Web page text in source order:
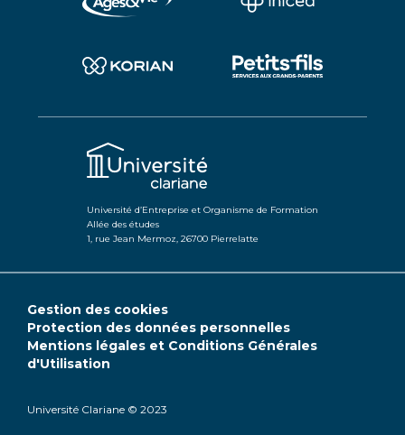
Université d’Entreprise et Organisme de Formation
Allée des études
1, rue Jean Mermoz, 26700 Pierrelatte
Université Clariane © 2023
Gestion des cookies
Protection des données personnelles
Mentions légales et Conditions Générales
d'Utilisation